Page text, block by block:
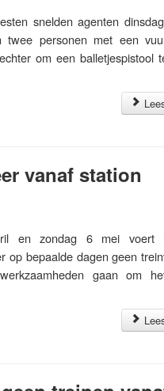
snelden agenten
personen met een
om een balletjespistool
vanaf station
en zondag 6 mei voert
op bepaalde dagen geen
gaan om